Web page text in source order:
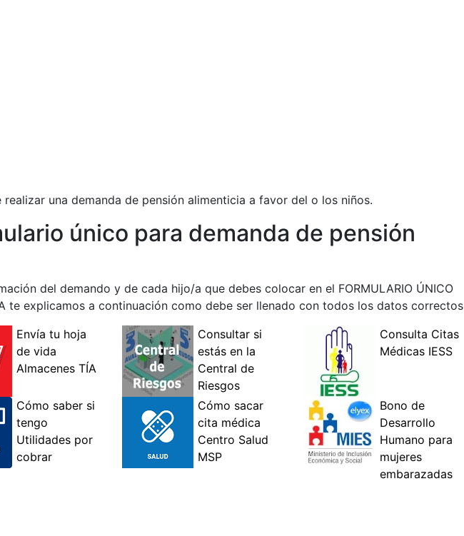
una demanda de pensión alimenticia a favor del o los niños.
único para demanda de pensión
del demando y de cada hijo/a que debes colocar en el FORMULARIO ÚNICO
te explicamos a continuación como debe ser llenado con todos los datos correctos